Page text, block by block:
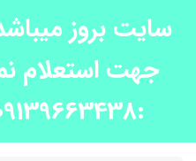
سایت بروز
جهت استعلام
:09139663438